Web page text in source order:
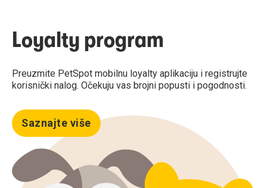
Loyalty program
Preuzmite PetSpot mobilnu loyalty aplikaciju i registrujte
korisnički nalog. Očekuju vas brojni popusti i pogodnosti.
Saznajte više